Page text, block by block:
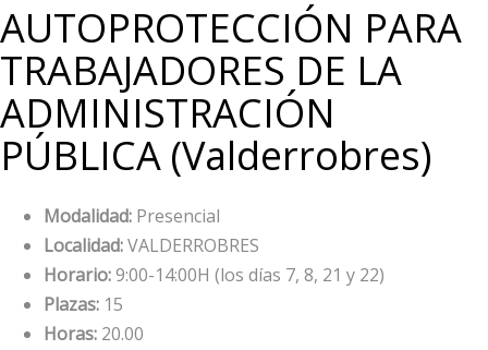
AUTOPROTECCIÓN PARA
TRABAJADORES DE LA
ADMINISTRACIÓN
PÚBLICA (Valderrobres)
Modalidad: Presencial
Localidad:VALDERROBRES
Horario:9:00-14:00H (los días 7, 8, 21 y 22)
Plazas: 15
Horas: 20.00